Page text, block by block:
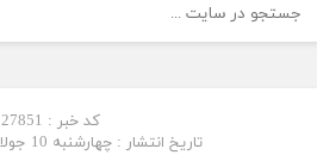
کد خبر : 27851
تاریخ انتشار : چهارشنبه 10 جولای 2013 - 10:16